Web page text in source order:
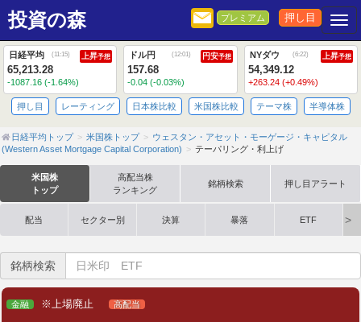
投資の森 プレミアム 押し目
日経平均 (11:15) 上昇予想
65,213.28
-1087.16 (-1.64%)
ドル円 (12:01) 円安予想
157.68
-0.04 (-0.03%)
NYダウ (6:22) 上昇予想
54,349.12
+263.24 (+0.49%)
押し目 レーティング 日本株比較 米国株比較 テーマ株 半導体株
日経平均トップ 米国株トップ
ウェスタン・アセット・モーゲージ・キャピタル
(Western Asset Mortgage Capital Corporation)
テーパリング・利上げ
米国株
トップ
高配当株
ランキング
銘柄検索 押し目アラート
配当 セクター別 決算 暴落 ETF
銘柄検索
金融 ※上場廃止 高配当